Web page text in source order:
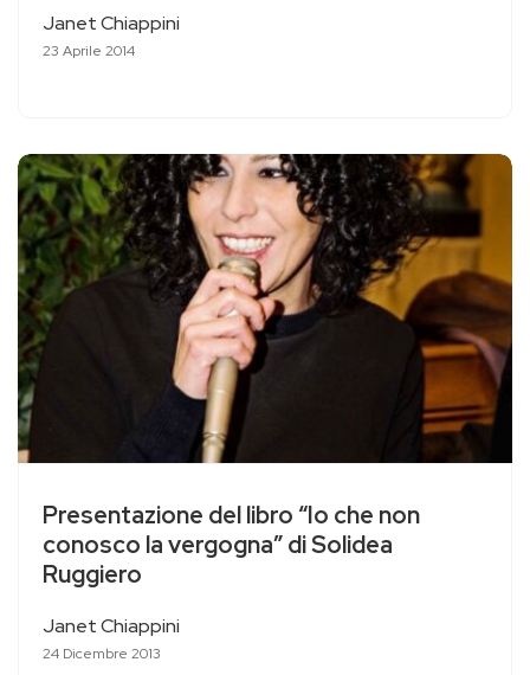
Janet Chiappini
23 Aprile 2014
Presentazione del libro “Io che non
conosco la vergogna” di Solidea
Ruggiero
Janet Chiappini
24 Dicembre 2013